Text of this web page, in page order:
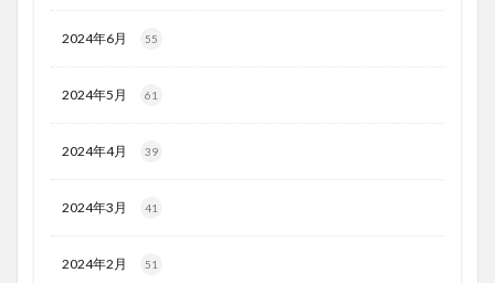
2024年6月 55
2024年5月 61
2024年4月 39
2024年3月 41
2024年2月 51